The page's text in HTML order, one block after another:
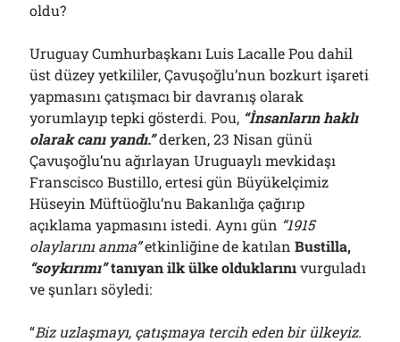
oldu?
Uruguay Cumhurbaşkanı Luis Lacalle Pou dahil
üst düzey yetkililer, Çavuşoğlu’nun bozkurt işareti
yapmasını çatışmacı bir davranış olarak
yorumlayıp tepki gösterdi. Pou, “İnsanların haklı
olarak canı yandı.”derken, 23 Nisan günü
Çavuşoğlu’nu ağırlayan Uruguaylı mevkidaşı
Franscisco Bustillo, ertesi gün Büyükelçimiz
Hüseyin Müftüoğlu’nu Bakanlığa çağırıp
açıklama yapmasını istedi. Aynı gün “1915
olaylarını anma”etkinliğine de katılanBustilla,
“soykırımı”tanıyan ilk ülke olduklarınıvurguladı
ve şunları söyledi:
“Biz uzlaşmayı, çatışmaya tercih eden bir ülkeyiz.